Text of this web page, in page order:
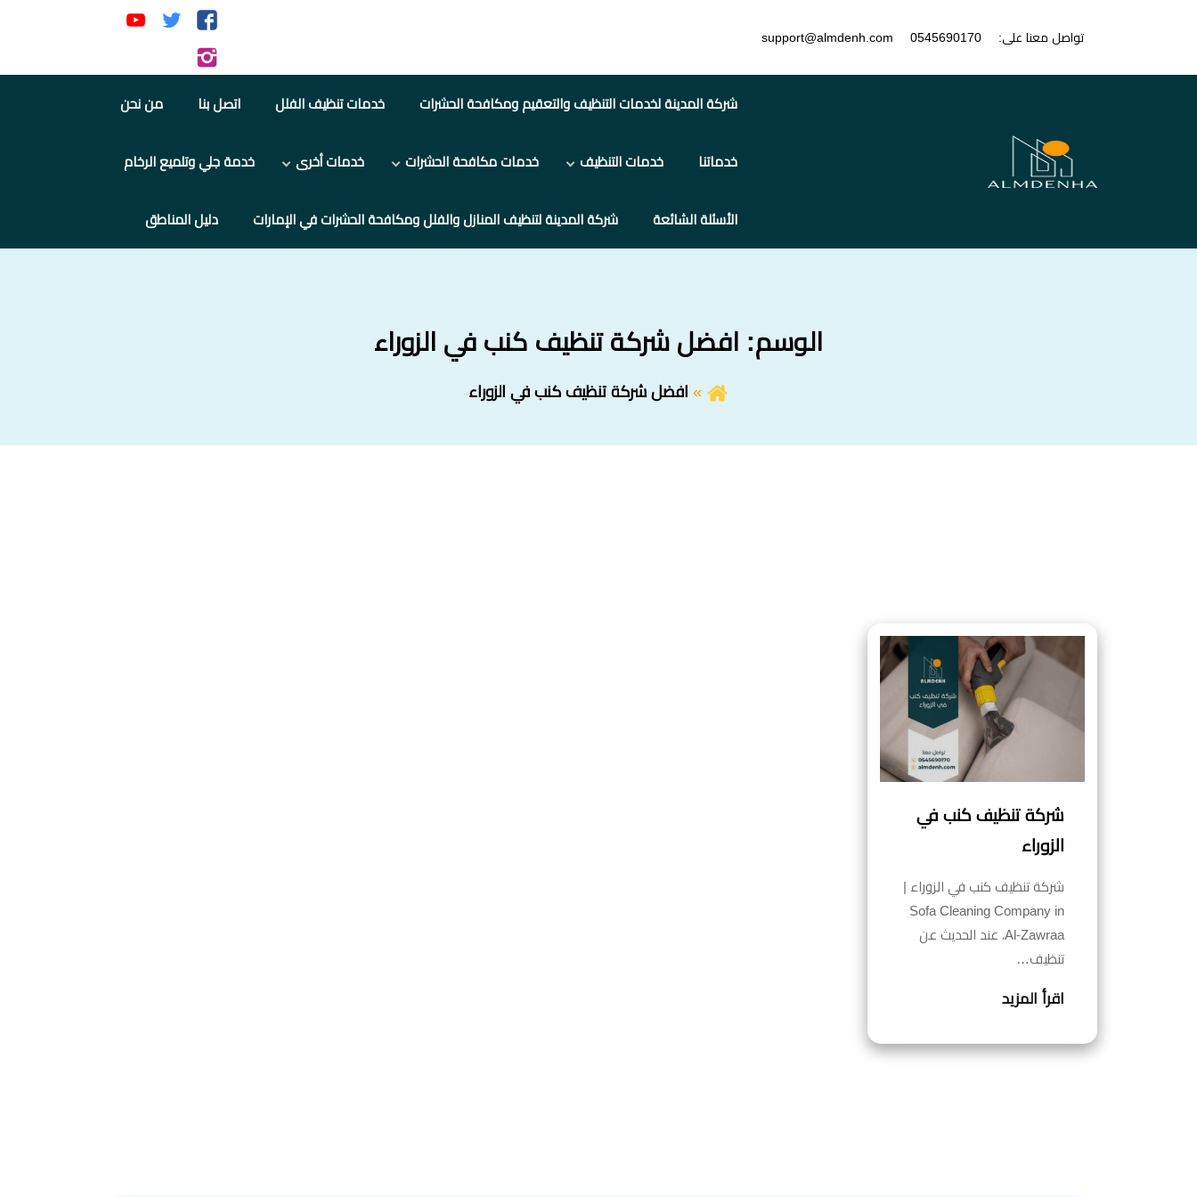
تواصل معنا على: 0545690170
support@almdenh.com
تابعنا
فيسبوك
تابعنا
تويتر يوتيوب
إنستجرام
شركة المدينة لخدمات التنظيف والتعقيم ومكافحة الحشرات خدمات تنظيف الفلل اتصل بنا من نحن
خدماتنا خدمات التنظيف خدمات مكافحة الحشرات خدمات أخرى خدمة جلي وتلميع الرخام
الأسئلة الشائعة شركة المدينة لتنظيف المنازل والفلل ومكافحة الحشرات في الإمارات دليل المناطق
الوسم: افضل شركة تنظيف كنب في الزوراء
افضل شركة تنظيف كنب في الزوراء
شركة تنظيف كنب في
الزوراء
شركة تنظيف كنب في الزوراء |
Sofa Cleaning Company in
Al-Zawraa، عند الحديث عن
تنظيف…
اقرأ المزيد